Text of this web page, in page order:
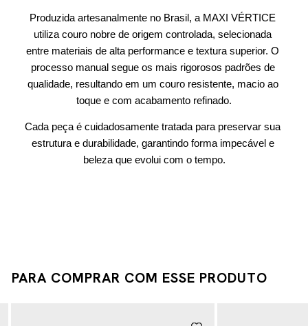
Produzida artesanalmente no Brasil, a MAXI VÉRTICE
utiliza couro nobre de origem controlada, selecionada
entre materiais de alta performance e textura superior. O
processo manual segue os mais rigorosos padrões de
qualidade, resultando em um couro resistente, macio ao
toque e com acabamento refinado.
Cada peça é cuidadosamente tratada para preservar sua
estrutura e durabilidade, garantindo forma impecável e
beleza que evolui com o tempo.
PARA COMPRAR COM ESSE PRODUTO